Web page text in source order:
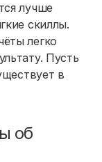
лучше
скиллы.
легко
Пусть
в
об